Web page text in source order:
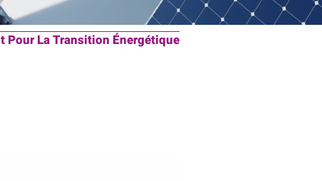
Pour La Transition Énergétique